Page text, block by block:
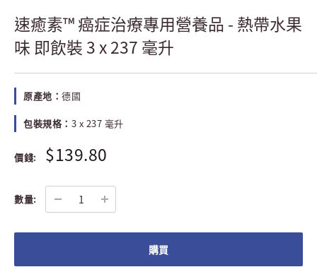
速癒素™ 癌症治療專用營養品 - 熱帶水果
味 即飲裝 3 x 237 毫升
原產地： 德國
包裝規格： 3 x 237 毫升
價錢: $139.80
數量:
購買